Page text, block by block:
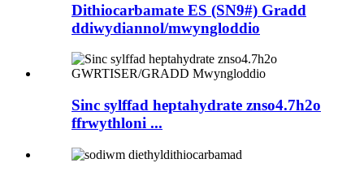
Dithiocarbamate ES (SN9#) Gradd
ddiwydiannol/mwyngloddio
Sinc sylffad heptahydrate znso4.7h2o
ffrwythloni ...